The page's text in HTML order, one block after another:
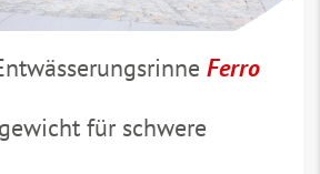
von bis zu E 600, je nach
Ferro
für schwere